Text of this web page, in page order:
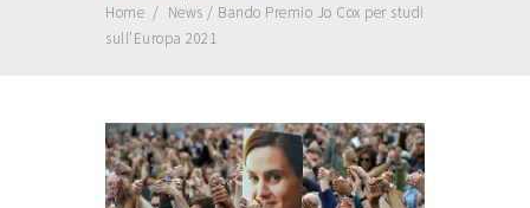
Home / News / Bando Premio Jo Cox per studi
sull’Europa 2021